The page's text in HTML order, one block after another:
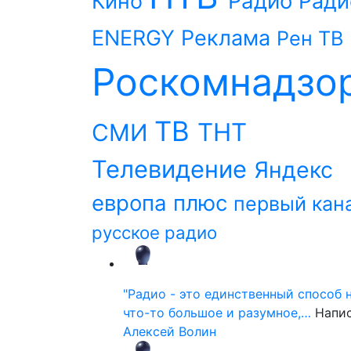
ENERGY Реклама Рен ТВ
СМИ ТВ ТНТ
Телевидение Яндекс
европа плюс первый
русское радио
"Радио - это единственный способ
что-то большое и разумное,…
Алексей Волин